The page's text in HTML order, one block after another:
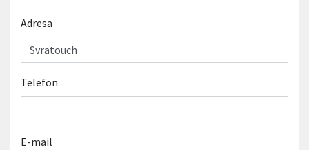
Adresa
Telefon
E-mail